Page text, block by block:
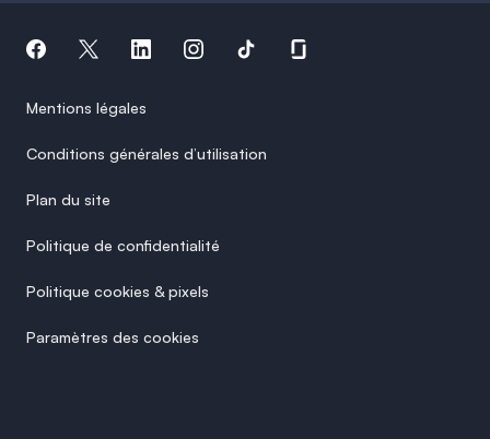
Mentions légales
Conditions générales d’utilisation
Plan du site
Politique de confidentialité
Politique cookies & pixels
Paramètres des cookies